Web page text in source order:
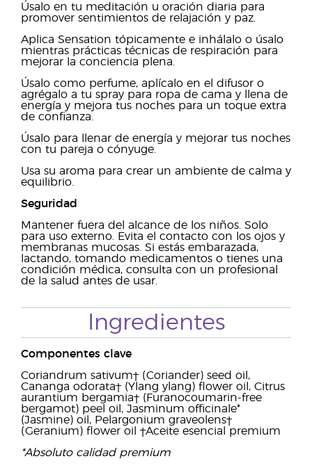
Úsalo en tu meditación u oración diaria para
promover sentimientos de relajación y paz.
Aplica Sensation tópicamente e inhálalo o úsalo
mientras prácticas técnicas de respiración para
mejorar la conciencia plena.
Úsalo como perfume, aplícalo en el difusor o
agrégalo a tu spray para ropa de cama y llena de
energía y mejora tus noches para un toque extra
de confianza.
Úsalo para llenar de energía y mejorar tus noches
con tu pareja o cónyuge.
Usa su aroma para crear un ambiente de calma y
equilibrio.
Seguridad
Mantener fuera del alcance de los niños. Solo
para uso externo. Evita el contacto con los ojos y
membranas mucosas. Si estás embarazada,
lactando, tomando medicamentos o tienes una
condición médica, consulta con un profesional
de la salud antes de usar.
Ingredientes
Componentes clave
Coriandrum sativum† (Coriander) seed oil,
Cananga odorata† (Ylang ylang) flower oil, Citrus
aurantium bergamia† (Furanocoumarin-free
bergamot) peel oil, Jasminum officinale*
(Jasmine) oil, Pelargonium graveolens†
(Geranium) flower oil †Aceite esencial premium
*Absoluto calidad premium